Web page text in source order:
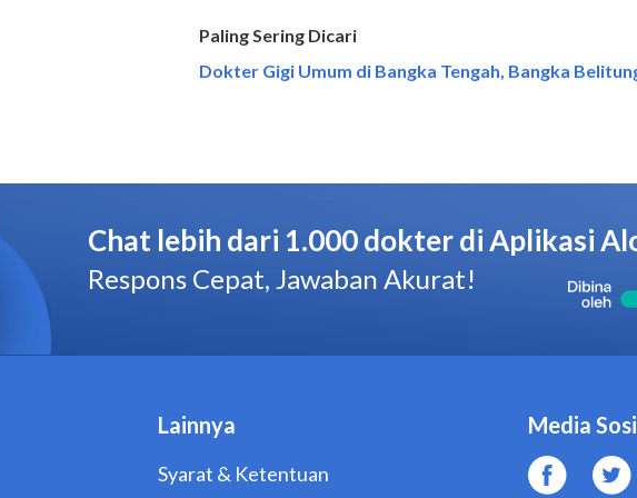
Paling Sering Dicari
Dokter Gigi Umum di Bangka Tengah, Bangka